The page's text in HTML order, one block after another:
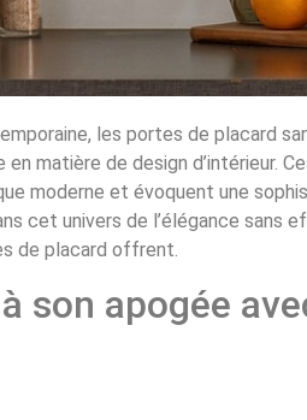
les portes de placard
matière de design d’intérieur.
moderne et évoquent une
cet univers de l’élégance sans
de placard offrent.
son apogée